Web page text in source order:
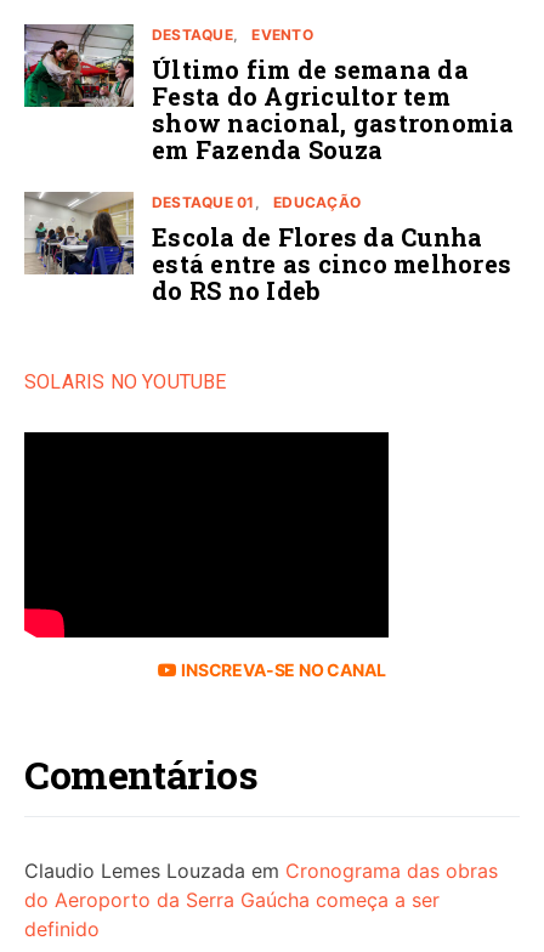
DESTAQUE EVENTO
Último fim de semana da
Festa do Agricultor tem
show nacional, gastronomia
em Fazenda Souza
DESTAQUE 01 EDUCAÇÃO
Escola de Flores da Cunha
está entre as cinco melhores
do RS no Ideb
SOLARIS NO YOUTUBE
INSCREVA-SE NO CANAL
Comentários
Claudio Lemes Louzada em Cronograma das obras
do Aeroporto da Serra Gaúcha começa a ser
definido